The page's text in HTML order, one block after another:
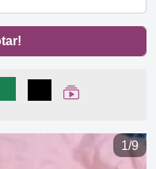
no Facebook
Compartilhar no
Compartilhar
Ver Web Story
1/9